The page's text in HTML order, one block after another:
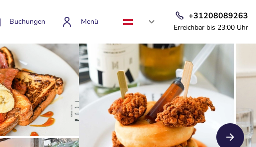
Buchungen Menü
+31208089263
Erreichbar bis 23:00 Uhr